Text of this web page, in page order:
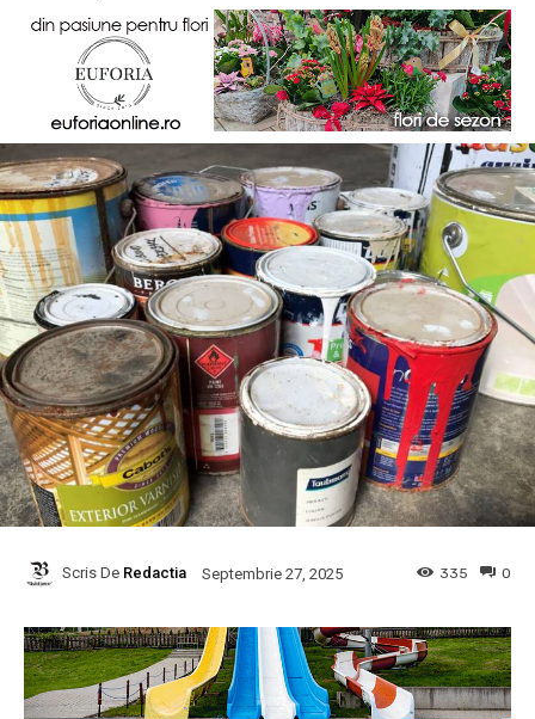
Scris De Redactia Septembrie 27, 2025 0
335